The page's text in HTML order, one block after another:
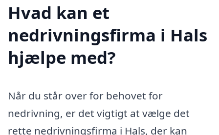
Hvad kan et
nedrivningsfirma i Hals
hjælpe med?
Når du står over for behovet for
nedrivning, er det vigtigt at vælge det
rette nedrivningsfirma i Hals, der kan